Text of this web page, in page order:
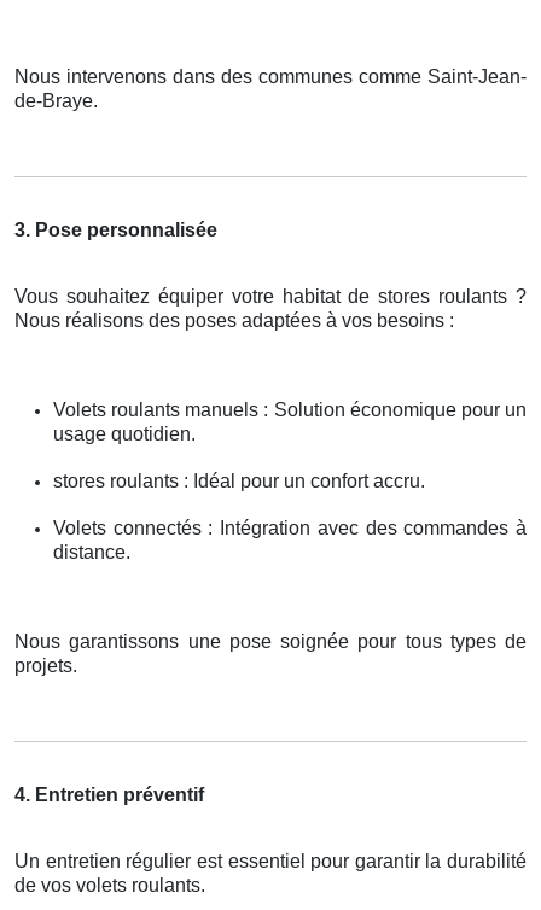
Nous intervenons dans des communes comme Saint-Jean-
de-Braye.
3. Pose personnalisée
Vous souhaitez équiper votre habitat de stores roulants ?
Nous réalisons des poses adaptées à vos besoins :
Volets roulants manuels : Solution économique pour un
usage quotidien.
stores roulants : Idéal pour un confort accru.
Volets connectés : Intégration avec des commandes à
distance.
Nous garantissons une pose soignée pour tous types de
projets.
4. Entretien préventif
Un entretien régulier est essentiel pour garantir la durabilité
de vos volets roulants.